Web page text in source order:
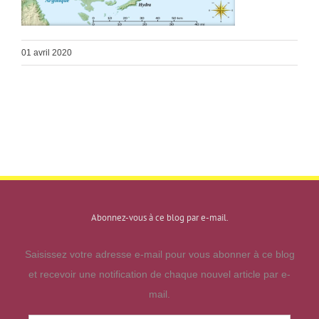
01 avril 2020
Abonnez-vous à ce blog par e-mail.
Saisissez votre adresse e-mail pour vous abonner à ce blog
et recevoir une notification de chaque nouvel article par e-
mail.